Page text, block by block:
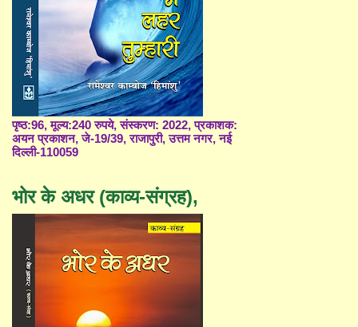
पृष्ठ:96, मूल्य:240 रुपये, संस्करण: 2022, प्रकाशक:
अयन प्रकाशन, जे-19/39, राजापुरी, उत्तम नगर, नई
दिल्ली-110059
भोर के अधर (काव्य-संग्रह),